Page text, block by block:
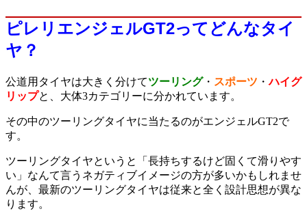
ピレリエンジェルGT2ってどんなタイ
ヤ？
公道用タイヤは大きく分けてツーリング・ スポーツ ・ハイグ
リップと、大体3カテゴリーに分かれています。
その中のツーリングタイヤに当たるのがエンジェルGT2で
す。
ツーリングタイヤというと「長持ちするけど固くて滑りやす
い」なんて言うネガティブイメージの方が多いかもしれませ
んが、最新のツーリングタイヤは従来と全く設計思想が異な
ります。